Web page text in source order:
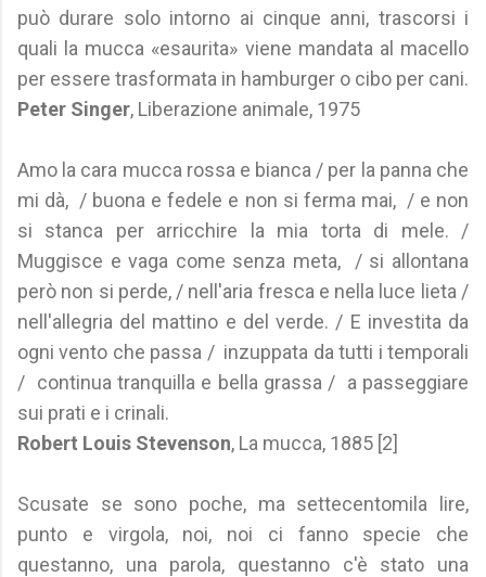
può durare solo intorno ai cinque anni, trascorsi i
quali la mucca «esaurita» viene mandata al macello
per essere trasformata in hamburger o cibo per cani.
Peter Singer, Liberazione animale, 1975
Amo la cara mucca rossa e bianca / per la panna che
mi dà, / buona e fedele e non si ferma mai, / e non
si stanca per arricchire la mia torta di mele. /
Muggisce e vaga come senza meta, / si allontana
però non si perde, / nell'aria fresca e nella luce lieta /
nell'allegria del mattino e del verde. / E investita da
ogni vento che passa / inzuppata da tutti i temporali
/ continua tranquilla e bella grassa / a passeggiare
sui prati e i crinali.
Robert Louis Stevenson, La mucca, 1885 [2]
Scusate se sono poche, ma settecentomila lire,
punto e virgola, noi, noi ci fanno specie che
questanno, una parola, questanno c'è stato una